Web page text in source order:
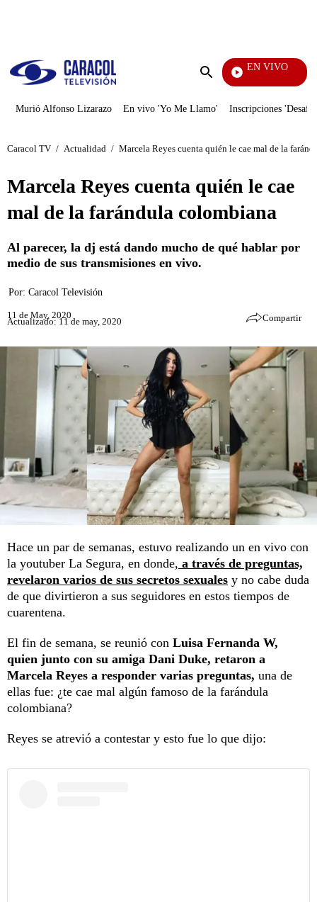
Enviar
EN VIVO
Día A Día
Murió Alfonso Lizarazo En vivo 'Yo Me Llamo' Inscripciones
Caracol TV / Actualidad / Marcela Reyes cuenta quién le cae mal de la
Marcela Reyes cuenta quién le cae
mal de la farándula colombiana
Al parecer, la dj está dando mucho de qué hablar por
medio de sus transmisiones en vivo.
Por: Caracol Televisión
11 de May, 2020
Actualizado: 11 de may, 2020 Compartir
Hace un par de semanas, estuvo realizando un en vivo con
la youtuber La Segura, en donde, a través de preguntas,
revelaron varios de sus secretos sexuales y no cabe duda
de que divirtieron a sus seguidores en estos tiempos de
cuarentena.
El fin de semana, se reunió con Luisa Fernanda W,
quien junto con su amiga Dani Duke, retaron a
Marcela Reyes a responder varias preguntas, una de
ellas fue: ¿te cae mal algún famoso de la farándula
colombiana?
Reyes se atrevió a contestar y esto fue lo que dijo: